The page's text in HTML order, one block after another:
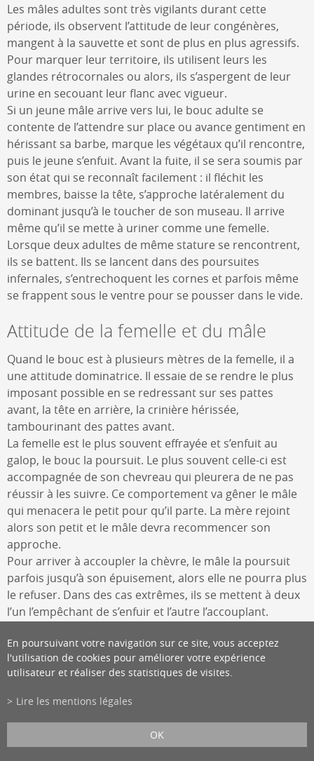
Les mâles adultes sont très vigilants durant cette
période, ils observent l’attitude de leur congénères,
mangent à la sauvette et sont de plus en plus agressifs.
Pour marquer leur territoire, ils utilisent leurs les
glandes rétrocornales ou alors, ils s’aspergent de leur
urine en secouant leur flanc avec vigueur.
Si un jeune mâle arrive vers lui, le bouc adulte se
contente de l’attendre sur place ou avance gentiment en
hérissant sa barbe, marque les végétaux qu’il rencontre,
puis le jeune s’enfuit. Avant la fuite, il se sera soumis par
son état qui se reconnaît facilement : il fléchit les
membres, baisse la tête, s’approche latéralement du
dominant jusqu’à le toucher de son museau. Il arrive
même qu’il se mette à uriner comme une femelle.
Lorsque deux adultes de même stature se rencontrent,
ils se battent. Ils se lancent dans des poursuites
infernales, s’entrechoquent les cornes et parfois même
se frappent sous le ventre pour se pousser dans le vide.
Attitude de la femelle et du mâle
Quand le bouc est à plusieurs mètres de la femelle, il a
une attitude dominatrice. Il essaie de se rendre le plus
imposant possible en se redressant sur ses pattes
avant, la tête en arrière, la crinière hérissée,
tambourinant des pattes avant.
La femelle est le plus souvent effrayée et s’enfuit au
galop, le bouc la poursuit. Le plus souvent celle-ci est
accompagnée de son chevreau qui pleurera de ne pas
réussir à les suivre. Ce comportement va gêner le mâle
qui menacera le petit pour qu’il parte. La mère rejoint
alors son petit et le mâle devra recommencer son
approche.
Pour arriver à accoupler la chèvre, le mâle la poursuit
parfois jusqu’à son épuisement, alors elle ne pourra plus
le refuser. Dans des cas extrêmes, ils se mettent à deux
l’un l’empêchant de s’enfuir et l’autre l’accouplant.
attitude dominatrice et devient soumis : tête baissée,
crinière aplatie, menton levé, queue parfois relevée. Il
avance à pas saccadés en faisant deux pas rapides puis
un net arrêt, il lève le cou et la patte…et recommence
l’acceptation de la femelle lorsqu’elle s’accroupit en
penchant la tête en avant. Il arrive que certaines soient
En poursuivant votre navigation sur ce site, vous acceptez
l'utilisation de cookies pour améliorer votre expérience
utilisateur et réaliser des statistiques de visites.
Lire les mentions légales
OK